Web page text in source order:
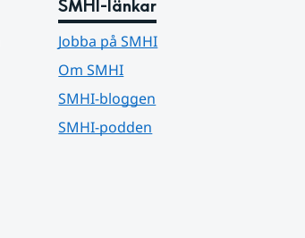
SMHI-länkar
Jobba på SMHI
Om SMHI
SMHI-bloggen
SMHI-podden